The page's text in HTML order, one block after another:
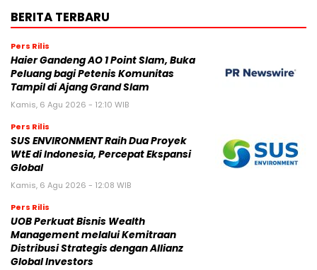
BERITA TERBARU
Pers Rilis
Haier Gandeng AO 1 Point Slam, Buka
Peluang bagi Petenis Komunitas
Tampil di Ajang Grand Slam
Kamis, 6 Agu 2026 - 12:10 WIB
Pers Rilis
SUS ENVIRONMENT Raih Dua Proyek
WtE di Indonesia, Percepat Ekspansi
Global
Kamis, 6 Agu 2026 - 12:08 WIB
Pers Rilis
UOB Perkuat Bisnis Wealth
Management melalui Kemitraan
Distribusi Strategis dengan Allianz
Global Investors